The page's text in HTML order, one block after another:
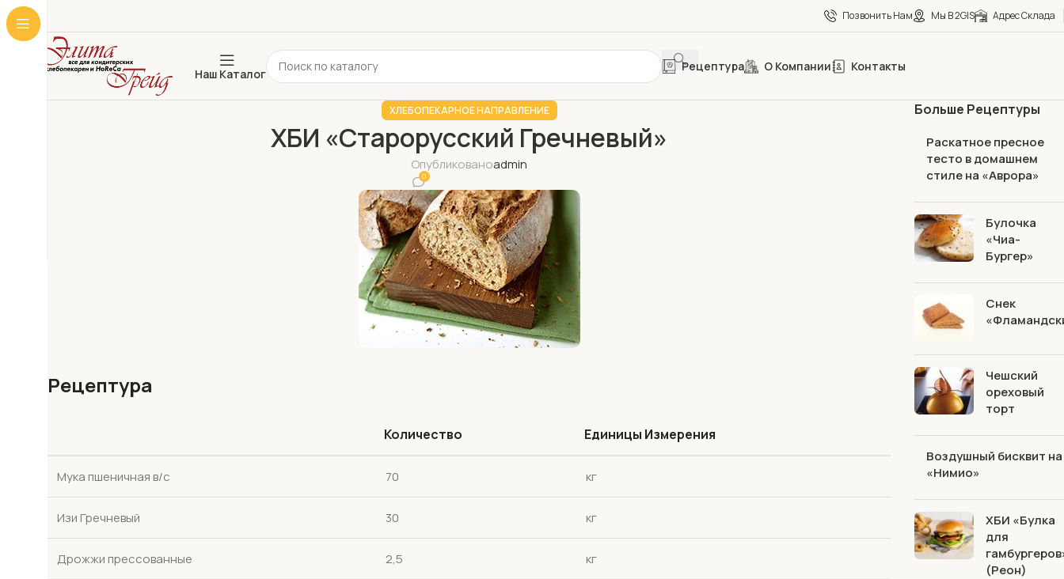
Позвонить Нам Мы В 2GIS Адрес Склада
Наш Каталог
Рецептура О Компании Контакты
ХЛЕБОПЕКАРНОЕ НАПРАВЛЕНИЕ
ХБИ «Старорусский Гречневый»
Опубликованоadmin
0
Рецептура
Количество Единицы Измерения
Мука пшеничная в/с 70 кг
Изи Гречневый 30 кг
Дрожжи прессованные 2,5 кг
Больше Рецептуры
Раскатное пресное
тесто в домашнем
стиле на «Аврора»
Булочка
«Чиа-
Бургер»
Снек
Чешский
ореховый
торт
Воздушный бисквит на
«Нимио»
ХБИ «Булка
для
(Реон)